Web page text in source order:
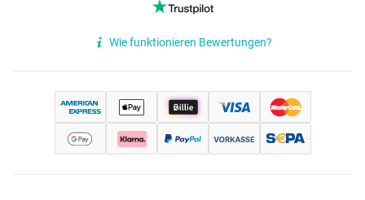
Wie funktionieren Bewertungen?